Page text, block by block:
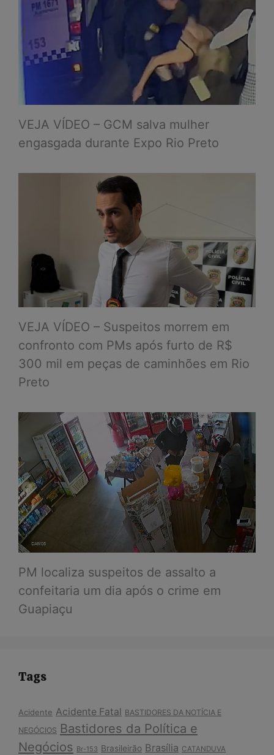
VEJA VÍDEO – GCM salva mulher
engasgada durante Expo Rio Preto
VEJA VÍDEO – Suspeitos morrem em
confronto com PMs após furto de R$
300 mil em peças de caminhões em Rio
Preto
PM localiza suspeitos de assalto a
confeitaria um dia após o crime em
Guapiaçu
Tags
Acidente Acidente Fatal BASTIDORES DA NOTÍCIA E
NEGÓCIOS Bastidores da Política e
Negócios Br-153 Brasileirão Brasília CATANDUVA